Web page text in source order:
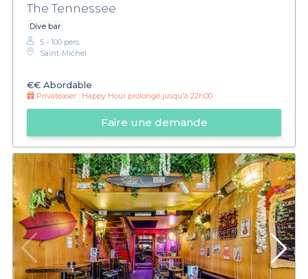
The Tennessee
Dive bar
5 - 100 pers.
Saint-Michel
€€ Abordable
Privateaser : Happy Hour prolongé jusqu'à 22h00
Faire une demande